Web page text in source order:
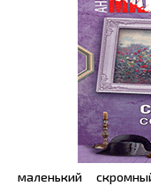
маленький